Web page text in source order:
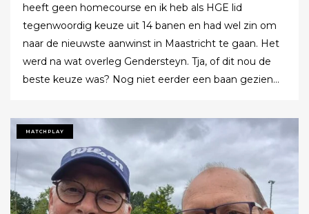
heeft geen homecourse en ik heb als HGE lid
tegenwoordig keuze uit 14 banen en had wel zin om
naar de nieuwste aanwinst in Maastricht te gaan. Het
werd na wat overleg Gendersteyn. Tja, of dit nou de
beste keuze was? Nog niet eerder een baan gezien
te vinden is: wordt de klimaatcrisis de angstgegner
voor meer banen? Ze hebben echt hun best gedaan
om de afslagplaatsen en de greens groen te houden
maar dat leverde weer allerlei andere problemen op (
oa drassigheid rondom en op de greens ) dus
uitdaging volop! Ik denk dat buiten ons iedereen op de
MATCHPLAY